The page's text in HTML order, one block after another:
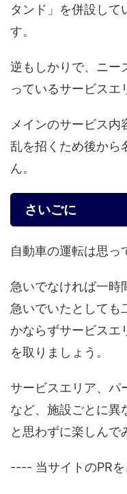
タンド」を併設して
す。
逆もしかりで、ニー
っているサービスエ
メインのサービス
乱を招くため後から
ん。
さいごに
自動車の運転は思っ
急いでなければ一時
急いでいたとしても
かならずサービスエ
を取りましょう。
サービスエリア、パ
など、施設ごとに異
と思わずに楽しんで
---- 当サイトのPR